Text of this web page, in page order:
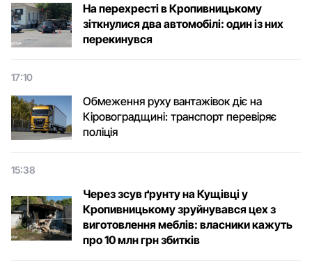
На перехресті в Кропивницькому
зіткнулися два автомобілі: один із них
перекинувся
17:10
Обмеження руху вантажівок діє на
Кіровоградщині: транспорт перевіряє
поліція
15:38
Через зсув ґрунту на Кущівці у
Кропивницькому зруйнувався цех з
виготовлення меблів: власники кажуть
про 10 млн грн збитків